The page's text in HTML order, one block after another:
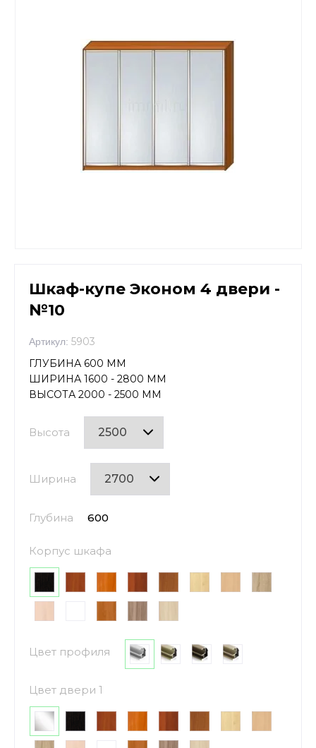
Шкаф-купе Эконом 4 двери -
№10
Артикул: 5903
ГЛУБИНА 600 ММ
ШИРИНА 1600 - 2800 ММ
ВЫСОТА 2000 - 2500 ММ
Высота
Ширина
Глубина 600
Корпус шкафа
Цвет профиля
Цвет двери 1